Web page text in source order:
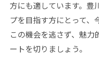
方にも適しています。豊
プを目指す方にとって、
この機会を逃さず、魅
ートを切りましょう。